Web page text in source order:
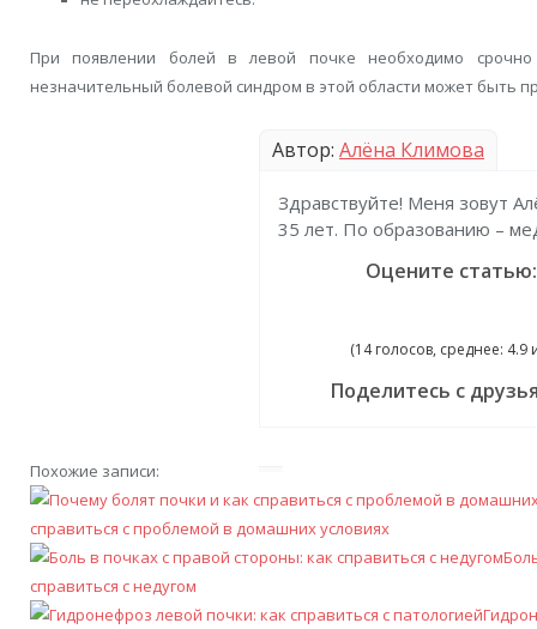
При появлении болей в левой почке необходимо срочно
незначительный болевой синдром в этой области может быть
Автор: Алёна Климова
Здравствуйте! Меня зовут
35 лет. По образованию –
Оцените статью:
(14 голосов, среднее: 4.9
Поделитесь с
Похожие записи:
справиться с проблемой в домашних условиях
справиться с недугом